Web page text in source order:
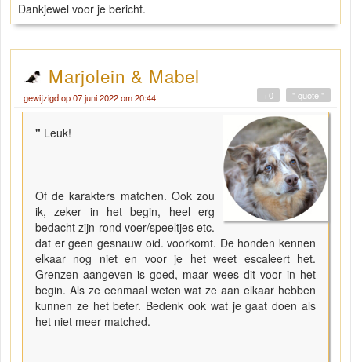
Dankjewel voor je bericht.
Marjolein & Mabel
gewijzigd op 07 juni 2022 om 20:44 " quote "
+0
" Leuk!
Of de karakters matchen. Ook zou
ik, zeker in het begin, heel erg
bedacht zijn rond voer/speeltjes etc.
dat er geen gesnauw oid. voorkomt. De honden kennen
elkaar nog niet en voor je het weet escaleert het.
Grenzen aangeven is goed, maar wees dit voor in het
begin. Als ze eenmaal weten wat ze aan elkaar hebben
kunnen ze het beter. Bedenk ook wat je gaat doen als
het niet meer matched.